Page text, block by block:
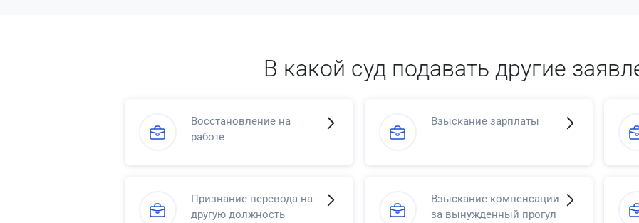
В какой суд подавать другие
Восстановление на
работе
Взыскание зарплаты
Признание перевода на
другую должность
Взыскание компенсации
за вынужденный прогул